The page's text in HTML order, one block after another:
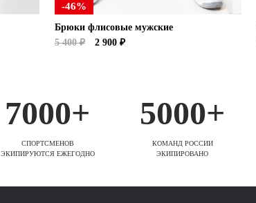
-46%
Брюки флисовые мужские
5 400 ₽
2 900 ₽
7000+
СПОРТСМЕНОВ
ЭКИПИРУЮТСЯ ЕЖЕГОДНО
5000+
КОМАНД РОССИИ
ЭКИПИРОВАНО